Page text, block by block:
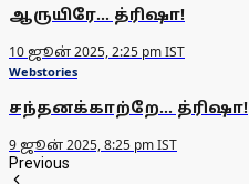
ஆருயிரே... த்ரிஷா!
10 ஜூன் 2025, 2:25 pm IST
Webstories
சந்தனக்காற்றே... த்ரிஷா!
9 ஜூன் 2025, 8:25 pm IST
Previous